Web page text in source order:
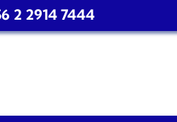
2 2914 7444